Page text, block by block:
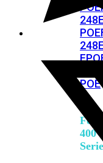
POE
POE
POE
400